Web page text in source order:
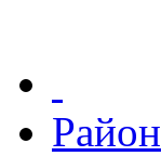
Район